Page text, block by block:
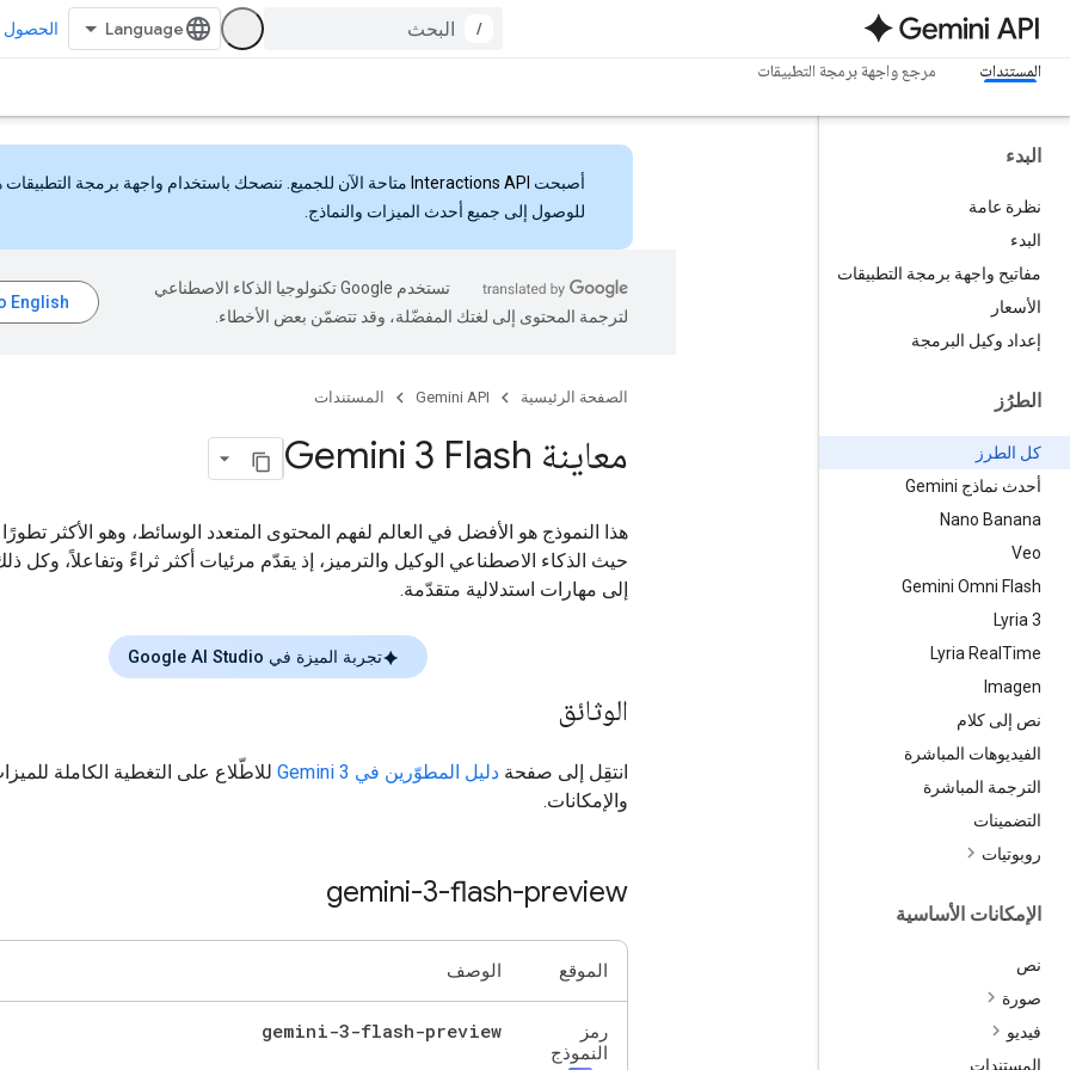
/ الحصول
المستندات مرجع واجهة برمجة التطبيقات
البدء
نظرة عامة
البدء
مفاتيح واجهة برمجة التطبيقات
الأسعار
إعداد وكيل البرمجة
الطرُز
كل الطرز
أحدث نماذج Gemini
Nano Banana
Veo
Gemini Omni Flash
‫Lyria 3
Lyria Real Time
Imagen
نص إلى كلام
الفيديوهات المباشرة
الترجمة المباشرة
التضمينات
روبوتيات
الإمكانات الأساسية
نص
صورة
فيديو
المستندات
أصبحت Interactions API متاحة الآن للجميع. ننصحك باستخدام واجهة برمجة التطبيقات
للوصول إلى جميع أحدث الميزات والنماذج.
تستخدم Google تكنولوجيا الذكاء الاصطناعي
لترجمة المحتوى إلى لغتك المفضّلة، وقد تتضمّن بعض الأخطاء.
الصفحة الرئيسية Gemini API المستندات
معاينة Gemini 3 Flash
هذا النموذج هو الأفضل في العالم لفهم المحتوى المتعدد الوسائط، وهو الأكثر تطورًا
حيث الذكاء الاصطناعي الوكيل والترميز، إذ يقدّم مرئيات أكثر ثراءً وتفاعلاً، وكل
إلى مهارات استدلالية متقدّمة.
تجربة الميزة في Google AI Studio
الوثائق
انتقِل إلى صفحة دليل المطوّرين في Gemini 3
للاطّلاع على التغطية الكاملة
والإمكانات.
gemini-3-flash-preview
الموقع الوصف
رمز
النموذج
gemini-3-flash-preview